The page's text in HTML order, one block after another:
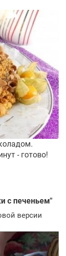
- готово!
с печеньем"
версии